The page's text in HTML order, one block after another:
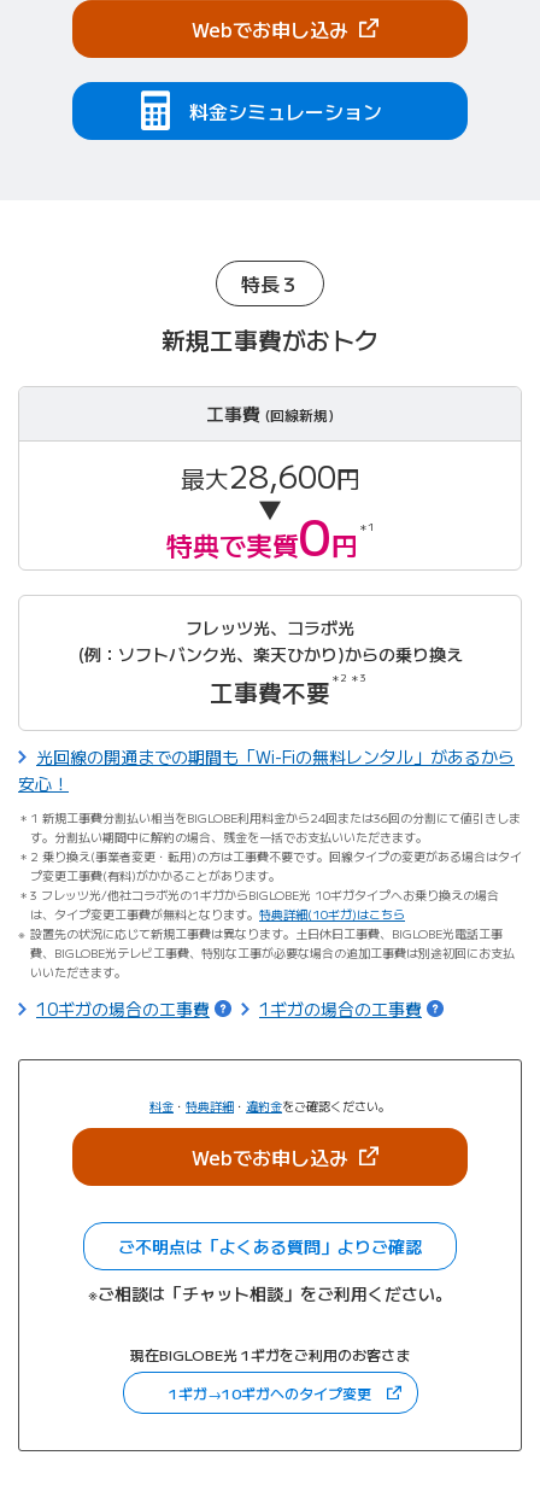
Webでお申し込み（新しいタブで開き
料金シミュレーション
特長３
新規工事費がおトク
工事費 (回線新規)
最大28,600円
▼
特典で実質0円 ＊1
フレッツ光、コラボ光
(例：ソフトバンク光、楽天ひかり)からの乗り換え
工事費不要 ＊2 ＊3
光回線の開通までの期間も「Wi-Fiの無料レンタル」があるから
安心！
1 新規工事費分割払い相当をBIGLOBE利用料金から24回または36回の分割にて値引きしま
す。分割払い期間中に解約の場合、残金を一括でお支払いいただきます。
2 乗り換え(事業者変更・転用)の方は工事費不要です。回線タイプの変更がある場合はタイ
プ変更工事費(有料)がかかることがあります。
3 フレッツ光/他社コラボ光の1ギガからBIGLOBE光 10ギガタイプへお乗り換えの場合
は、タイプ変更工事費が無料となります。 特典詳細(10ギガ)はこちら
設置先の状況に応じて新規工事費は異なります。土日休日工事費、BIGLOBE光電話工事
費、BIGLOBE光テレビ工事費、特別な工事が必要な場合の追加工事費は別途初回にお支払
いいただきます。
10ギガの場合の工事費 1ギガの場合の工事費
料金 ・ 特典詳細 ・ 違約金をご確認ください。
Webでお申し込み（新しいタブで開き
ご不明点は「よくある質問」よりご確認
※ご相談は「チャット相談」をご利用ください。
現在BIGLOBE光 1ギガをご利用のお客さま
1ギガ→10ギガへのタイプ変更（新しいタブで開きます